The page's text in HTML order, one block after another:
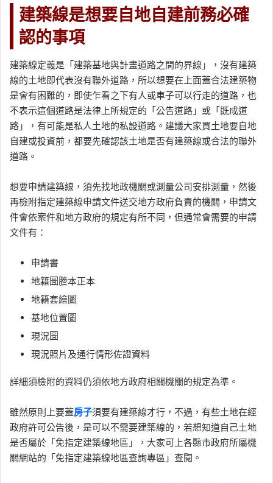
建築線是想要自地自建前務必確
認的事項
建築線定義是「建築基地與計畫道路之間的界線」，沒有建築
線的土地即代表沒有聯外道路，所以想要在上面蓋合法建築物
是會有困難的，即使乍看之下有人或車子可以行走的道路，也
不表示這個道路是法律上所規定的「公告道路」或「既成道
路」，有可能是私人土地的私設道路。建議大家買土地要自地
自建或投資前，都要先確認該土地是否有建築線或合法的聯外
道路。
想要申請建築線，須先找地政機關或測量公司安排測量，然後
再檢附指定建築線申請文件送交地方政府負責的機關，申請文
件會依案件和地方政府的規定有所不同，但通常會需要的申請
文件有：
申請書
地籍圖謄本正本
地籍套繪圖
基地位置圖
現況圖
現況照片及通行情形佐證資料
詳細須檢附的資料仍須依地方政府相關機關的規定為準。
雖然原則上要蓋房子須要有建築線才行，不過，有些土地在經
政府許可公告後，是可以不需要建築線的，若想知道自己土地
是否屬於「免指定建築線地區」，大家可上各縣市政府所屬機
關網站的「免指定建築線地區查詢專區」查閱。